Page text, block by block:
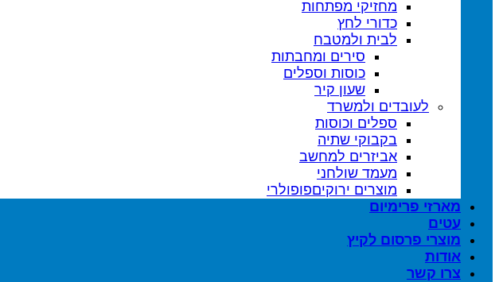
מחזיקי מפתחות
כדורי לחץ
לבית ולמטבח
סירים ומחבתות
כוסות וספלים
שעון קיר
לעובדים ולמשרד
ספלים וכוסות
בקבוקי שתיה
אביזרים למחשב
מעמד שולחני
מוצרים ירוקים
מארזי פרימיום
עטים
מוצרי פרסום לקיץ
אודות
צרו קשר